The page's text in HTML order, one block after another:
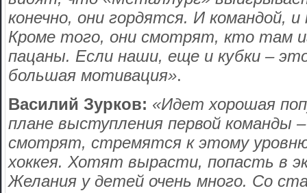
конечно, они гордятся. И командой,
Кроме того, они смотрят, кто там
пацаны. Если наши, еще и кубки –
большая мотивация».
Василий Зурков: «Идет хорошая
плане выступления первой команды
смотрят, стремятся к этому
хоккея. Хотят вырасти, попасть в
Желания у детей очень много. Со